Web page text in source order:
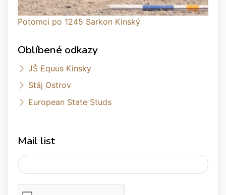
Potomci po 1245 Sarkon Kinský
Oblíbené odkazy
JŠ Equus Kinsky
Stáj Ostrov
European State Studs
Mail list